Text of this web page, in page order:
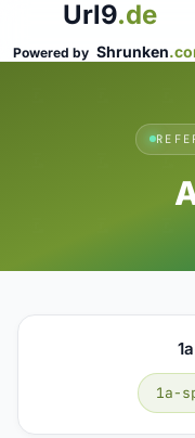
Url9.de
Powered by Shrunken
1a-